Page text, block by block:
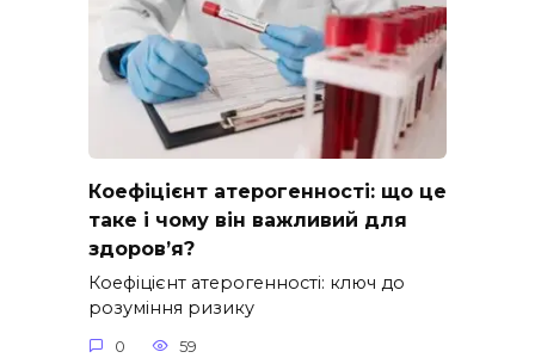
Коефіцієнт атерогенності: що це
таке і чому він важливий для
здоров’я?
Коефіцієнт атерогенності: ключ до
розуміння ризику
0 59